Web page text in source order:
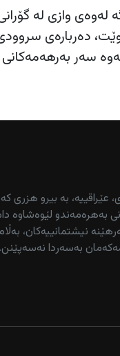
وازی لە
دەربارەی
سەر بەرهەمەکانی
عێراقییە، بە بیرو هزری
بەهرەمەندو لێوەشاوە
نیشتمانییەکان،
بەسەردا نەسەپێنن.